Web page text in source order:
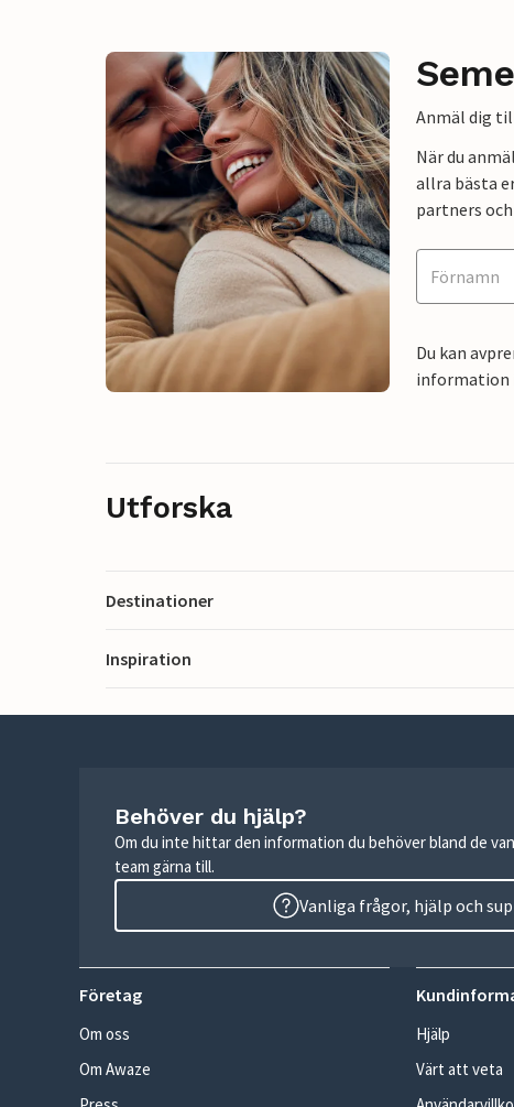
Anmäl dig
När du
allra bästa
partners
Du kan
information
Utforska
Destinationer
Inspiration
Behöver du hjälp?
Om du inte hittar den information du behöver bland de
team gärna till.
Vanliga frågor, hjälp och
Företag
Om oss
Om Awaze
Hjälp
Värt att veta